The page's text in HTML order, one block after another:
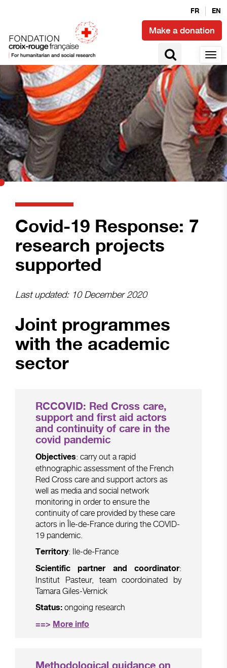
FR EN
Make a donation
Covid-19 Response: 7
research projects
supported
Last updated: 10 December 2020
Joint programmes
with the academic
sector
RCCOVID: Red Cross care,
support and first aid actors
and continuity of care in the
covid pandemic
Objectives: carry out a rapid
ethnographic assessment of the French
Red Cross care and support actors as
well as media and social network
monitoring in order to ensure the
continuity of care provided by these care
actors in Île-de-France during the COVID-
19 pandemic.
Territory: Ile-de-France
Scientific partner and coordinator:
Institut Pasteur, team coordoinated by
Tamara Giles-Vernick
Status: ongoing research
==> More info